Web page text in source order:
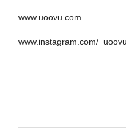
www.uoovu.com
www.instagram.com/